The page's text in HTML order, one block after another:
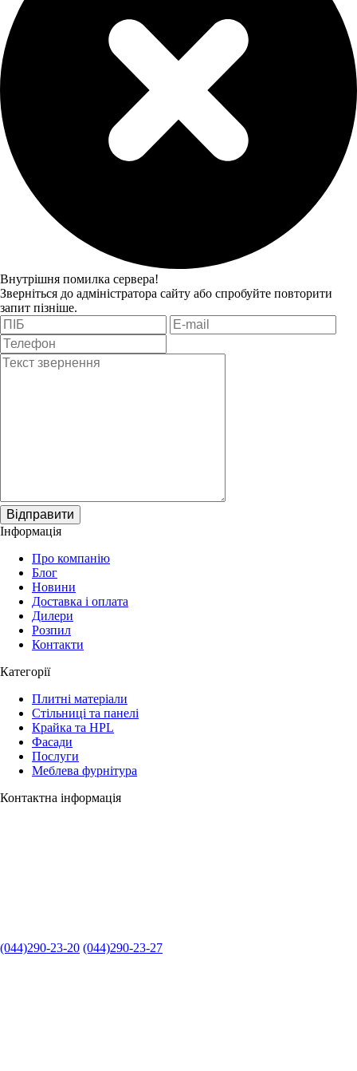
Внутрішня помилка сервера!
Зверніться до адміністратора сайту або спробуйте повторити
запит пізніше.
Відправити
Інформація
Про компанію
Блог
Новини
Доставка і оплата
Дилери
Розпил
Контакти
Категорії
Плитні матеріали
Стільниці та панелі
Крайка та HPL
Фасади
Послуги
Меблева фурнітура
Контактна інформація
(044)290-23-20 (044)290-23-27